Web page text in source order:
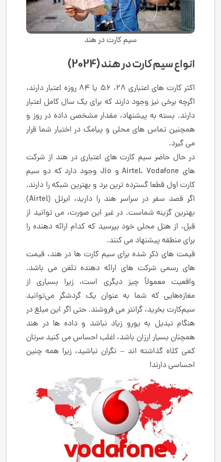
سیم کارت در هند
انواع سیم کارت در هند (2024)
اکثر کارت های اعتباری 28، 56 یا 84 روزه اعتبار دارند،
اگرچه برخی نیز وجود دارند که برای یک سال کامل اعتبار
دارند. بسته به پیشنهاد، مقدار مشخصی داده در روز و
همچنین تماس های محلی و پیامک در اختیار شما قرار
می گیرد.
در حال حاضر سیم کارت های اعتباری در هند از شرکت
های Airtel، Vodafone و Jio وجود دارد که دو سیم
کارت اول قطعا گسترده ترین برد و بهترین شبکه را دارند.
اگر قصد سفر در سراسر هند را دارید، ایرتل (Airtel)
بهترین گزینه شماست. در غیر این صورت، می توانید از
قبل، از هتل محلی خود بپرسید که کدام ارائه دهنده را
برای منطقه پیشنهاد می کنند.
قیمت های ذکر شده برای سیم کارت ها در هند، قیمت
های رسمی شرکت های ارائه دهنده تلفن می باشد.
واقعیت معمولاً چیز دیگری است، زیرا بسیاری از
مغازه‌هایی که شما به عنوان یک گردشگر می‌توانید
سیم‌کارت بخرید، گرانتر می فروشند. حتی اگر این مبلغ در
هنگام تبدیل به یورو زیاد نباشد و داده ها در هند
همچنان بسیار ارزان باشد، اغلب احساس می کنید سرتان
کمی کلاه گذاشته اند – نگران نباشید، زیرا همه چنین
احساسی دارند!